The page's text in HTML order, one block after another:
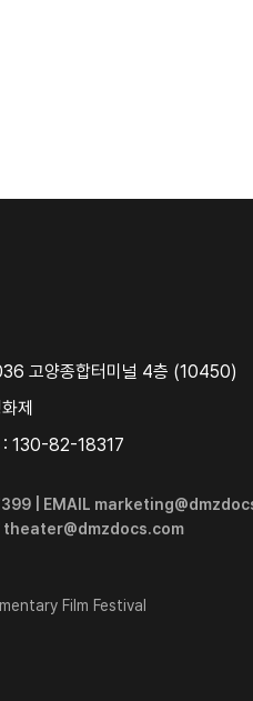
고양종합터미널 4층 (10450)
제
: 130-82-18317
| EMAIL
theater@dmzdocs.com
Film Festival